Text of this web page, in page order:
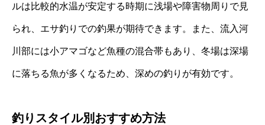
ルは比較的水温が安定する時期に浅場や障害物周りで見
られ、エサ釣りでの釣果が期待できます。また、流入河
川部には小アマゴなど魚種の混合帯もあり、冬場は深場
に落ちる魚が多くなるため、深めの釣りが有効です。
釣りスタイル別おすすめ方法